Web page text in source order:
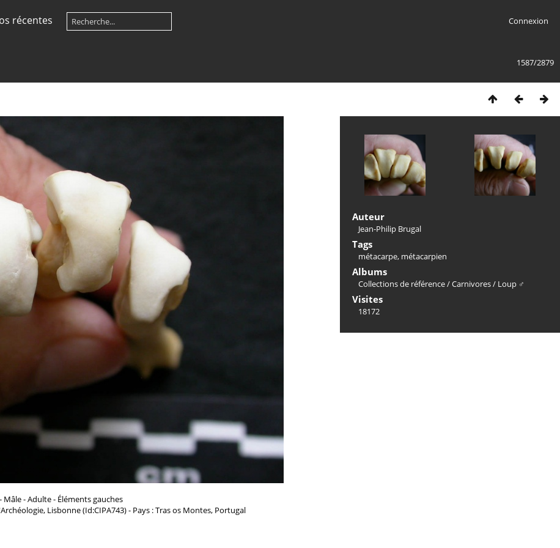
récentes Connexion
1587/2879
Mâle - Adulte - Éléments gauches
Lisbonne (Id:CIPA743) - Pays : Tras os Montes, Portugal
Auteur
Jean-Philip Brugal
Tags
métacarpe, métacarpien
Albums
Collections de référence/Carnivores/ Loup ♂
Visites
18172